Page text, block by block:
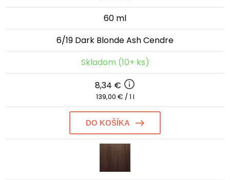
60 ml
6/19 Dark Blonde Ash Cendre
Skladom (10+ ks)
8,34 €
139,00 € / 1 l
DO KOŠÍKA